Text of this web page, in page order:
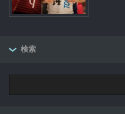
検索